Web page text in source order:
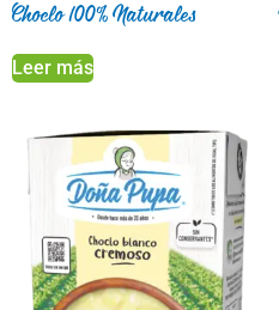
Choclo 100% Naturales
Leer más